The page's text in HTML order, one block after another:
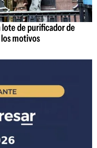
de purificador de
motivos